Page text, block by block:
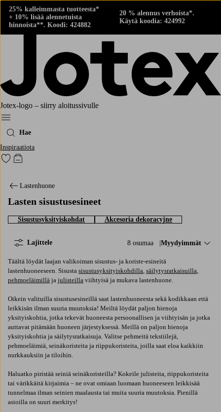
25% kalleimmasta tuotteesta*
+ 10% lisää alennetuista
hinnoista**. Koodi: 424882
20 % alennus verhoista*.
Käytä koodia: 424992
Jotex-logo – siirry aloitussivulle
Menu
Hae
Inspiraatiota
Siirry merkittyihin suosikkituotteisiin
Siirry ostoskoriin
Lastenhuone
Lasten sisustusesineet
Sisustusyksityiskohdat Akcesoria dekoracyjne
8 osumaa Lajittele:
Myydyimmät
Lajittele
Täältä löydät laajan valikoiman sisustus- ja koriste-esineitä
lastenhuoneeseen. Sisusta sisustusyksityiskohdilla, säilytysratkaisuilla,
pehmoeläimillä ja julisteilla viihtyisä ja mukava lastenhuone.
Oikein valituilla sisustusesineillä saat lastenhuoneesta sekä kodikkaan että
leikkisän ilman suuria muutoksia! Meiltä löydät paljon hienoja
yksityiskohtia, jotka tekevät huoneesta persoonallisen ja viihtyisän ja jotka
auttavat pitämään huoneen järjestyksessä. Meillä on paljon hienoja
yksityiskohtia ja säilytysratkaisuja. Valitse pehmeitä tekstiilejä,
pehmoeläimiä, seinäkoristeita ja riippukoristeita, joilla saat eloa kaikkiin
nurkkauksiin ja tiloihin.
Haluatko piristää seiniä seinäkoristeilla? Kokeile julisteita, riippukoristeita
tai värikkäitä kirjaimia – ne ovat omiaan luomaan huoneeseen leikkisää
tunnelmaa ilman seinien maalausta tai muita suuria muutoksia. Pienillä
asioilla on suuri merkitys!